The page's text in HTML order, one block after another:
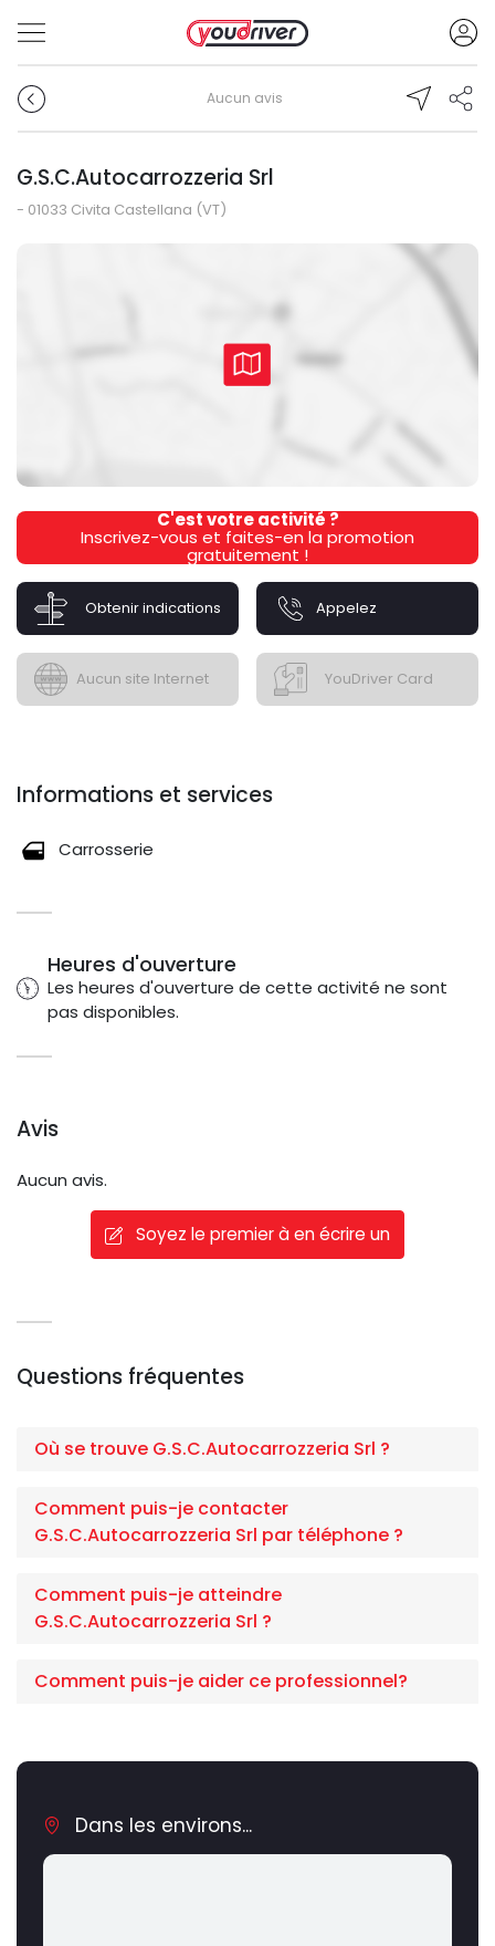
Aucun avis
G.S.C.Autocarrozzeria Srl
- 01033 Civita Castellana (VT)
C'est votre activité ?
Inscrivez-vous et faites-en la promotion
gratuitement !
Obtenir indications Appelez
Aucun site Internet YouDriver Card
Informations et services
Carrosserie
Heures d'ouverture
Les heures d'ouverture de cette activité ne sont
pas disponibles.
Avis
Aucun avis.
Soyez le premier à en écrire un
Questions fréquentes
Où se trouve G.S.C.Autocarrozzeria Srl ?
Comment puis-je contacter
G.S.C.Autocarrozzeria Srl par téléphone ?
Comment puis-je atteindre
G.S.C.Autocarrozzeria Srl ?
Comment puis-je aider ce professionnel?
Dans les environs...